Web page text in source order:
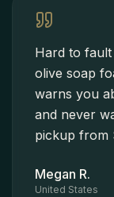
Hard to
olive soap
warns you
and never
pickup from
Megan R.
United States